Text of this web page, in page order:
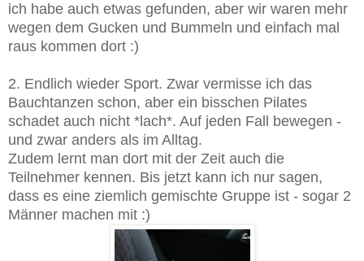
ich habe auch etwas gefunden, aber wir waren mehr
wegen dem Gucken und Bummeln und einfach mal
raus kommen dort :)
2. Endlich wieder Sport. Zwar vermisse ich das
Bauchtanzen schon, aber ein bisschen Pilates
schadet auch nicht *lach*. Auf jeden Fall bewegen -
und zwar anders als im Alltag.
Zudem lernt man dort mit der Zeit auch die
Teilnehmer kennen. Bis jetzt kann ich nur sagen,
dass es eine ziemlich gemischte Gruppe ist - sogar 2
Männer machen mit :)